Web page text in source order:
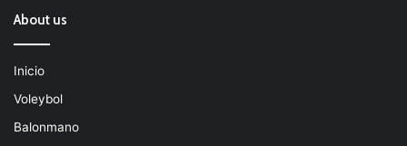
About us
Inicio
Voleybol
Balonmano